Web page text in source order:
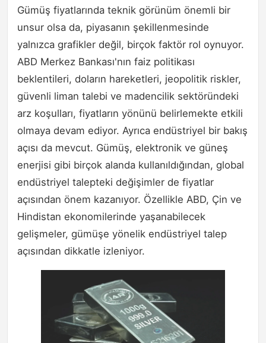
Gümüş fiyatlarında teknik görünüm önemli bir
unsur olsa da, piyasanın şekillenmesinde
yalnızca grafikler değil, birçok faktör rol oynuyor.
ABD Merkez Bankası'nın faiz politikası
beklentileri, doların hareketleri, jeopolitik riskler,
güvenli liman talebi ve madencilik sektöründeki
arz koşulları, fiyatların yönünü belirlemekte etkili
olmaya devam ediyor. Ayrıca endüstriyel bir bakış
açısı da mevcut. Gümüş, elektronik ve güneş
enerjisi gibi birçok alanda kullanıldığından, global
endüstriyel talepteki değişimler de fiyatlar
açısından önem kazanıyor. Özellikle ABD, Çin ve
Hindistan ekonomilerinde yaşanabilecek
gelişmeler, gümüşe yönelik endüstriyel talep
açısından dikkatle izleniyor.